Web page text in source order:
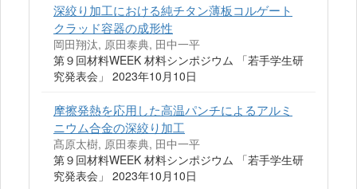
深絞り加工における純チタン薄板コルゲート
クラッド容器の成形性
岡田翔汰, 原田泰典, 田中一平
第９回材料WEEK 材料シンポジウム 「若手学生研
究発表会」 2023年10月10日
摩擦発熱を応用した高温パンチによるアルミ
ニウム合金の深絞り加工
髙原太樹, 原田泰典, 田中一平
第９回材料WEEK 材料シンポジウム 「若手学生研
究発表会」 2023年10月10日